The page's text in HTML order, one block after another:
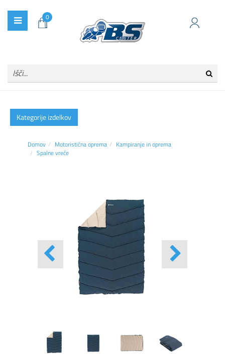
0
Kategorije izdelkov
Domov Motoristična oprema
Kampiranje in oprema
Spalne vreče